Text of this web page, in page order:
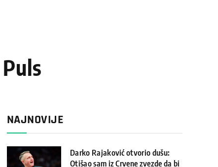
NAJNOVIJE
Darko Rajaković otvorio dušu:
Otišao sam iz Crvene zvezde da bi